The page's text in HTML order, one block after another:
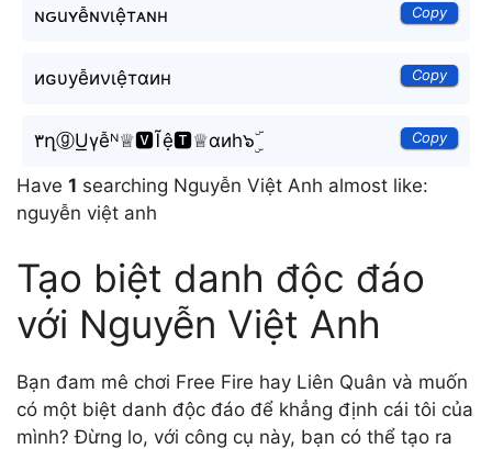
ɴԍuʏễɴvιệтᴀɴн Copy
иɢυуễиνιệтαин Copy
۳ղⓖU͟γễᴺ♕🆅Ĩệ🆃♕ɑиh๖ۣۜ Copy
Have 1 searching Nguyễn Việt Anh almost like:
nguyễn việt anh
Tạo biệt danh độc đáo
với Nguyễn Việt Anh
Bạn đam mê chơi Free Fire hay Liên Quân và muốn
có một biệt danh độc đáo để khẳng định cái tôi của
mình? Đừng lo, với công cụ này, bạn có thể tạo ra